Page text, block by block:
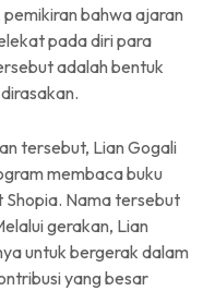
bahwa ajaran
pada diri para
adalah bentuk
tersebut, Lian Gogali
membaca buku
Nama tersebut
gerakan, Lian
untuk bergerak dalam
yang besar